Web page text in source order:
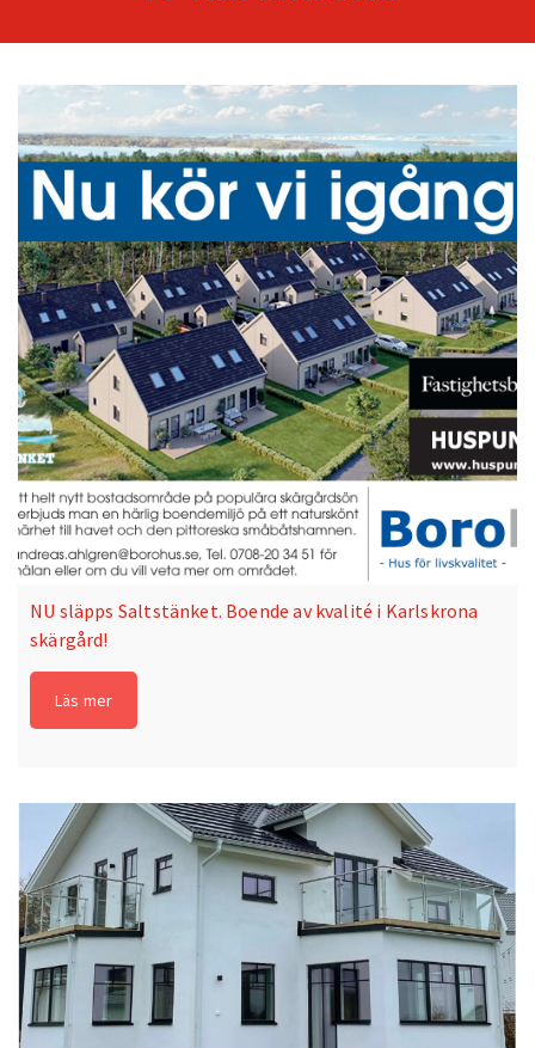
NU släpps Saltstänket. Boende av kvalité i Karlskrona
skärgård!
Läs mer